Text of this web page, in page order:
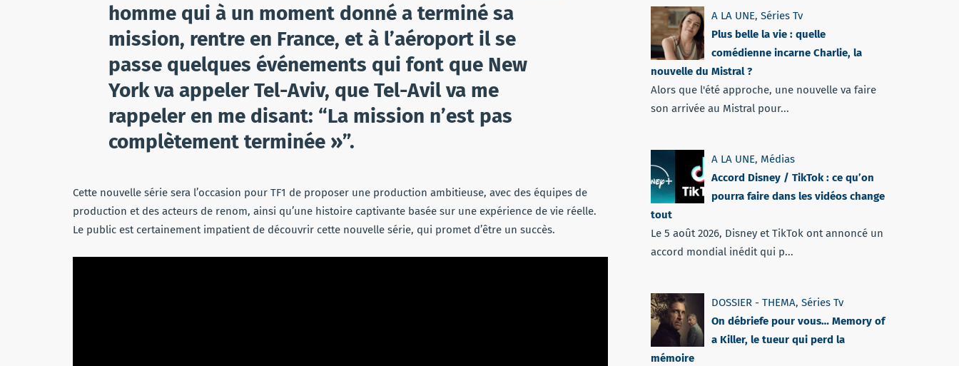
homme qui à un moment donné a terminé sa
mission, rentre en France, et à l’aéroport il se
passe quelques événements qui font que New
York va appeler Tel-Aviv, que Tel-Avil va me
rappeler en me disant: “La mission n’est pas
complètement terminée »”.
Cette nouvelle série sera l’occasion pour TF1 de proposer une production ambitieuse, avec des équipes de
production et des acteurs de renom, ainsi qu’une histoire captivante basée sur une expérience de vie réelle.
Le public est certainement impatient de découvrir cette nouvelle série, qui promet d’être un succès.
A LA UNE, Séries Tv
Plus belle la vie : quelle
comédienne incarne Charlie, la
nouvelle du Mistral ?
Alors que l'été approche, une nouvelle va faire
son arrivée au Mistral pour...
A LA UNE, Médias
Accord Disney / TikTok : ce qu’on
pourra faire dans les vidéos change
tout
Le 5 août 2026, Disney et TikTok ont annoncé un
accord mondial inédit qui p...
DOSSIER - THEMA, Séries Tv
On débriefe pour vous… Memory of
a Killer, le tueur qui perd la
mémoire